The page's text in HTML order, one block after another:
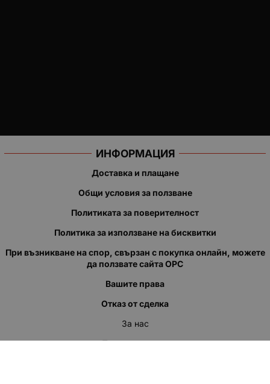
ИНФОРМАЦИЯ
Доставка и плащане
Общи условия за ползване
Политиката за поверителност
Политика за използване на бисквитки
При възникване на спор, свързан с покупка онлайн, можете
да ползвате сайта ОРС
Вашите права
Отказ от сделка
За нас
Полезни връзки